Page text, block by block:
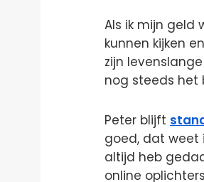
Als ik mijn geld
kunnen kijken
zijn
nog steeds het
Peter blijft
goed, dat weet
altijd heb
online